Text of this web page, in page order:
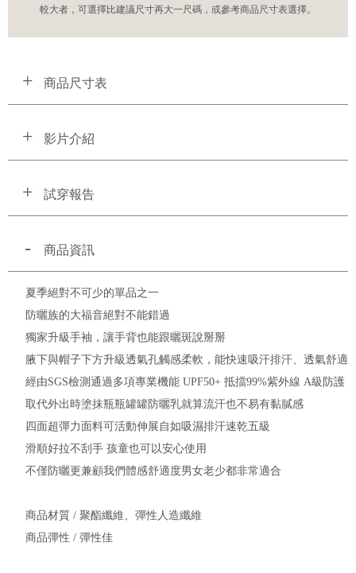
較大者，可選擇比建議尺寸再大一尺碼，或參考商品尺寸表選擇。
商品尺寸表
影片介紹
試穿報告
商品資訊
夏季絕對不可少的單品之一
防曬族的大福音絕對不能錯過
獨家升級手袖，讓手背也能跟曬斑說掰掰
腋下與帽子下方升級透氣孔觸感柔軟，能快速吸汗排汗、透氣舒適
經由SGS檢測通過多項專業機能 UPF50+ 抵擋99%紫外線 A級防護
取代外出時塗抹瓶瓶罐罐防曬乳就算流汗也不易有黏膩感
四面超彈力面料可活動伸展自如吸濕排汗速乾五級
滑順好拉不刮手 孩童也可以安心使用
不僅防曬更兼顧我們體感舒適度男女老少都非常適合
商品材質 / 聚酯纖維、彈性人造纖維
商品彈性 / 彈性佳